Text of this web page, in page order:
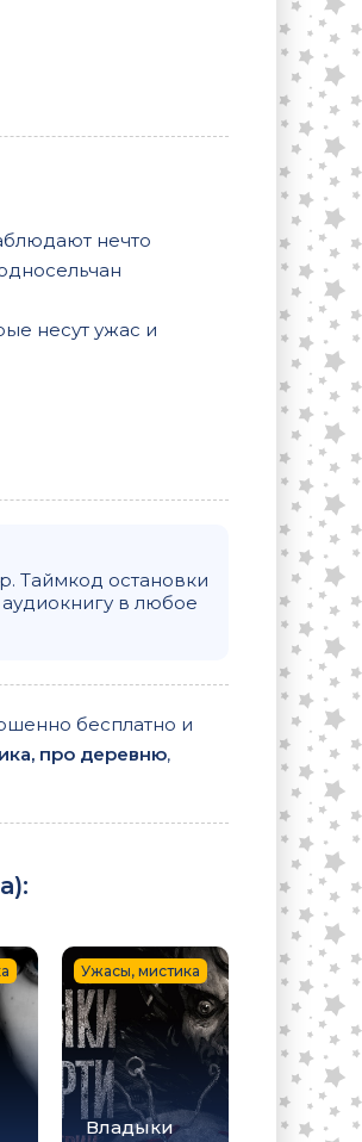
нечто
несут ужас и
Таймкод остановки
в любое
бесплатно и
про деревню,
):
Владыки
Ужасы, мистика